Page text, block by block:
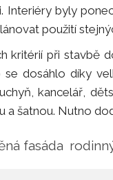
Interiéry byly
použití
kritérií při stavbě
dosáhlo díky
kancelář,
a šatnou. Nutno
fasáda